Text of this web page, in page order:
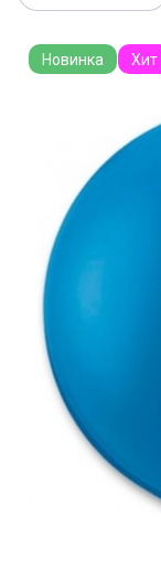
Новинка Хит